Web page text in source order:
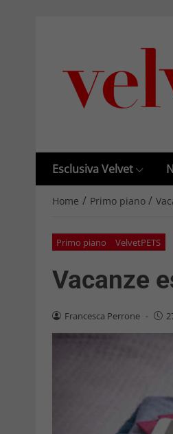
Esclusiva Velvet
Home / Primo piano /
Primo piano VelvetPETS
Vacanze
Francesca Perrone -